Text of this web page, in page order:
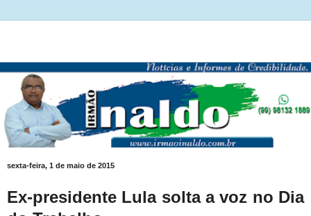
sexta-feira, 1 de maio de 2015
Ex-presidente Lula solta a voz no Dia